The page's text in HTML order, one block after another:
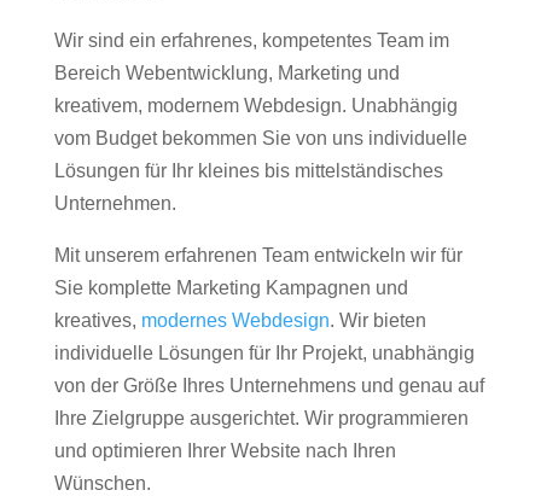
Wir sind ein erfahrenes, kompetentes Team im
Bereich Webentwicklung, Marketing und
kreativem, modernem Webdesign. Unabhängig
vom Budget bekommen Sie von uns individuelle
Lösungen für Ihr kleines bis mittelständisches
Unternehmen.
Mit unserem erfahrenen Team entwickeln wir für
Sie komplette Marketing Kampagnen und
kreatives, modernes Webdesign. Wir bieten
individuelle Lösungen für Ihr Projekt, unabhängig
von der Größe Ihres Unternehmens und genau auf
Ihre Zielgruppe ausgerichtet. Wir programmieren
und optimieren Ihrer Website nach Ihren
Wünschen.